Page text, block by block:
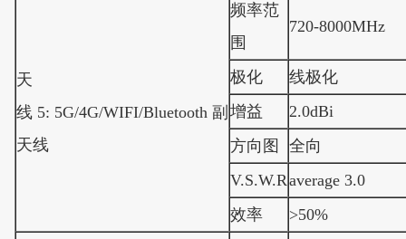
天
线 5: 5G/4G/WIFI/Bluetooth 副
天线
频率范
围
720-8000MHz
极化
线极化
增益
2.0dBi
方向图
全向
V.S.W.Raverage 3.0
效率
>50%